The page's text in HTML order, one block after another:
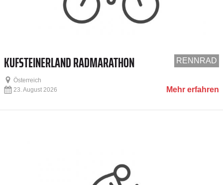
RENNRAD
KUFSTEINERLAND RADMARATHON
Österreich
Mehr erfahren
23. August 2026